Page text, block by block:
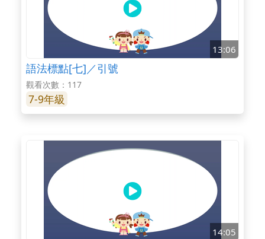
13:06
語法標點[七]／引號
觀看次數：117
7-9年級
14:05